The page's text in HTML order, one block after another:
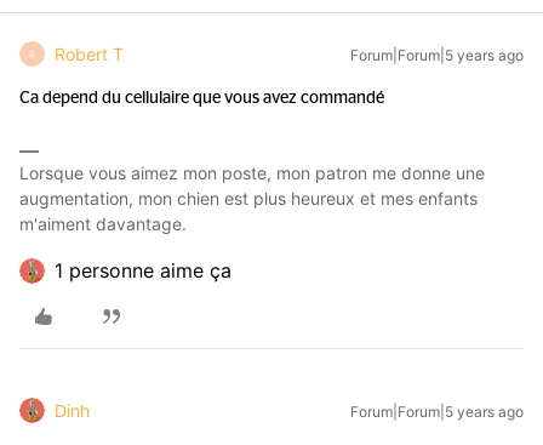
R Robert T Forum|Forum|5 years ago
Ca depend du cellulaire que vous avez commandé
Lorsque vous aimez mon poste, mon patron me donne une
augmentation, mon chien est plus heureux et mes enfants
m'aiment davantage.
1 personne aime ça
Dinh Forum|Forum|5 years ago